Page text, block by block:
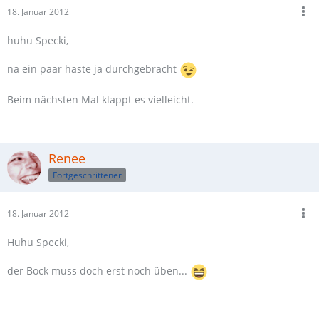
18. Januar 2012
huhu Specki,
na ein paar haste ja durchgebracht
Beim nächsten Mal klappt es vielleicht.
Renee
Fortgeschrittener
18. Januar 2012
Huhu Specki,
der Bock muss doch erst noch üben...